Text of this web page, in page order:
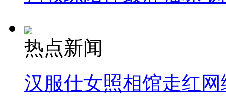
热点新闻
汉服仕女照相馆走红网